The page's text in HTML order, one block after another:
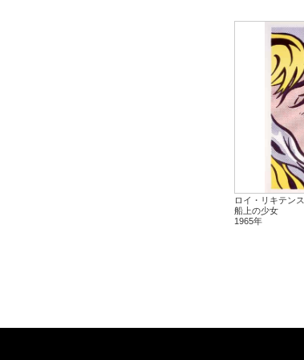
ロイ・リキテン
船上の少女
1965年